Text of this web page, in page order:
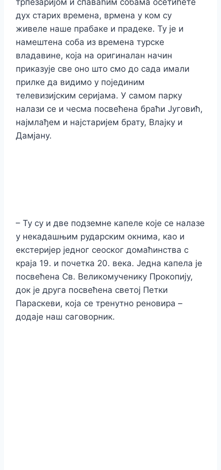
дух старих времена, врмена у ком су
живеле наше прабаке и прадеке. Ту је и
намештена соба из времена турске
владавине, која на оригиналан начин
приказује све оно што смо до сада имали
прилке да видимо у појединим
телевизијским серијама. У самом парку
налази се и чесма посвећена браћи Југовић,
најмлађем и најстаријем брату, Влајку и
Дамјану.
– Ту су и две подземне капеле које се налазе
у некадашњим рударским окнима, као и
екстеријер једног сеоског домаћинства с
краја 19. и почетка 20. века. Једна капела је
посвећена Св. Великомученику Прокопију,
док је друга посвећена светој Петки
Параскеви, која се тренутно реновира –
додаје наш саговорник.